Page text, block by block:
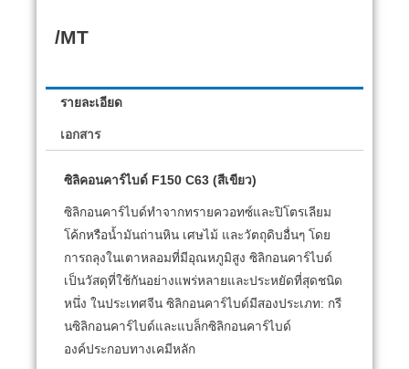
/MT
รายละเอียด
เอกสาร
ซิลิคอนคาร์ไบด์ F150 C63 (สีเขียว)
ซิลิกอนคาร์ไบด์ทำจากทรายควอทซ์และปิโตรเลียม
โค้กหรือน้ำมันถ่านหิน เศษไม้ และวัตถุดิบอื่นๆ โดย
การถลุงในเตาหลอมที่มีอุณหภูมิสูง ซิลิกอนคาร์ไบด์
เป็นวัสดุที่ใช้กันอย่างแพร่หลายและประหยัดที่สุดชนิด
หนึ่ง ในประเทศจีน ซิลิกอนคาร์ไบด์มีสองประเภท: กรี
นซิลิกอนคาร์ไบด์และแบล็กซิลิกอนคาร์ไบด์
องค์ประกอบทางเคมีหลัก